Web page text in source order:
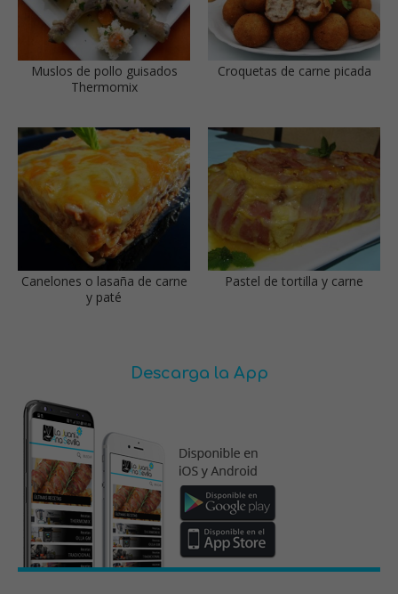
Muslos de pollo guisados
Thermomix
Croquetas de carne picada
Canelones o lasaña de carne
y paté
Pastel de tortilla y carne
Descarga la App